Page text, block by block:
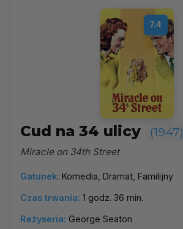
7.4
Cud na 34 ulicy (1947)
Miracle on 34th Street
Gatunek: Komedia, Dramat, Familijny
Czas trwania: 1 godz. 36 min.
Reżyseria: George Seaton